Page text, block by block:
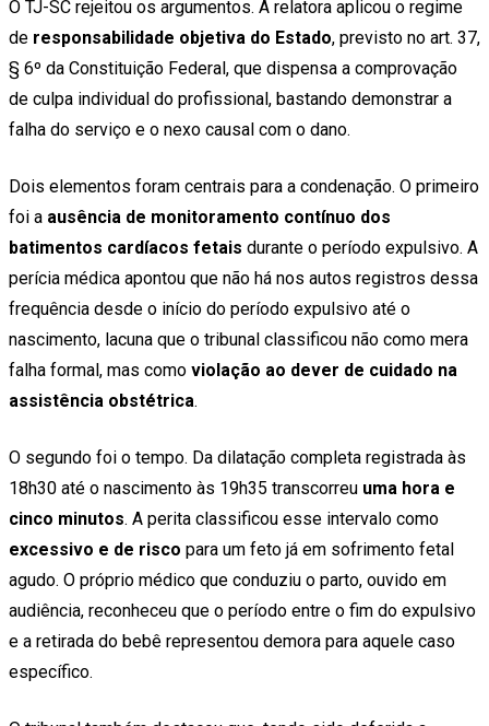
O TJ-SC rejeitou os argumentos. A relatora aplicou o regime
de responsabilidade objetiva do Estado, previsto no art. 37,
§ 6º da Constituição Federal, que dispensa a comprovação
de culpa individual do profissional, bastando demonstrar a
falha do serviço e o nexo causal com o dano.
Dois elementos foram centrais para a condenação. O primeiro
foi a ausência de monitoramento contínuo dos
batimentos cardíacos fetais durante o período expulsivo. A
perícia médica apontou que não há nos autos registros dessa
frequência desde o início do período expulsivo até o
nascimento, lacuna que o tribunal classificou não como mera
falha formal, mas como violação ao dever de cuidado na
assistência obstétrica.
O segundo foi o tempo. Da dilatação completa registrada às
18h30 até o nascimento às 19h35 transcorreu uma hora e
cinco minutos. A perita classificou esse intervalo como
excessivo e de risco para um feto já em sofrimento fetal
agudo. O próprio médico que conduziu o parto, ouvido em
audiência, reconheceu que o período entre o fim do expulsivo
e a retirada do bebê representou demora para aquele caso
específico.